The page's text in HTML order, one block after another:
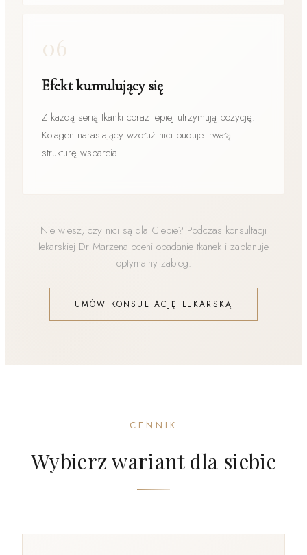
06
Efekt kumulujący się
Z każdą serią tkanki coraz lepiej utrzymują pozycję.
Kolagen narastający wzdłuż nici buduje trwałą
strukturę wsparcia.
Nie wiesz, czy nici są dla Ciebie? Podczas konsultacji
lekarskiej Dr Marzena oceni opadanie tkanek i zaplanuje
optymalny zabieg.
UMÓW KONSULTACJĘ LEKARSKĄ
CENNIK
Wybierz wariant dla siebie